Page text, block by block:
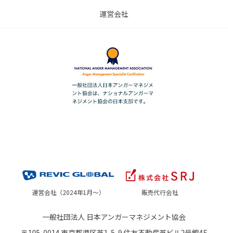
運営会社
運営会社（2024年1月～） 販売代行会社
一般社団法人 日本アンガーマネジメント協会